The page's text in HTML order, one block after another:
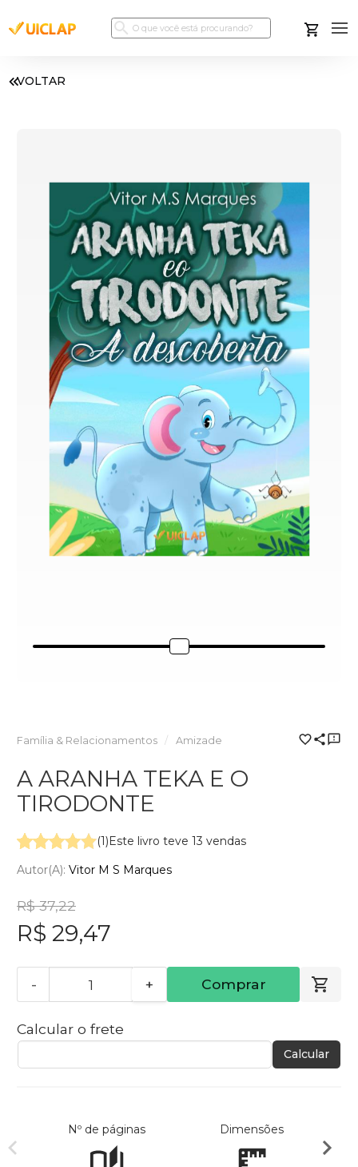
VOLTAR
Família & Relacionamentos Amizade
A ARANHA TEKA E O
TIRODONTE
(1)Este livro teve 13 vendas
Autor(a): Vitor M S Marques
R$ 37,22
R$ 29,47
- + Comprar
Calcular o frete
Calcular
Nº de páginas Dimensões